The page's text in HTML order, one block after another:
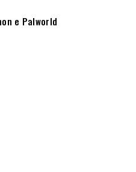
e Palworld